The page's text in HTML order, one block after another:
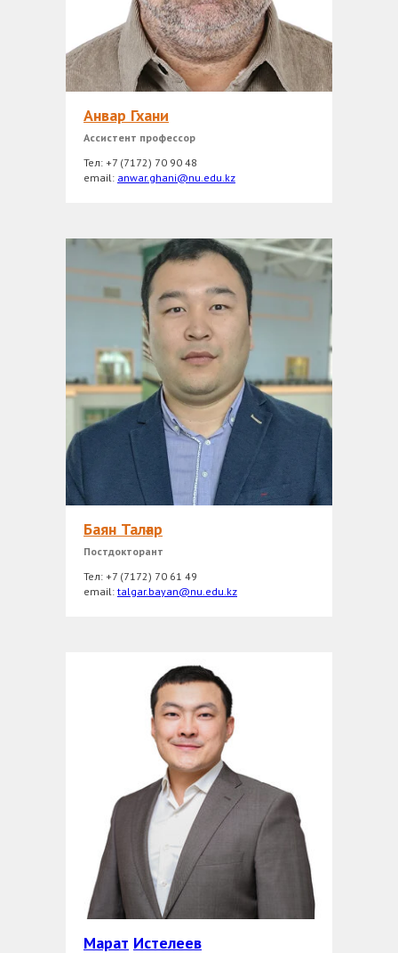
Анвар Гхани
Ассистент профессор
Тел: +7 (7172) 70 90 48
еmail: anwar.ghani@nu.edu.kz
Баян Талғар
Постдокторант
Тел: +7 (7172) 70 61 49
еmail: talgar.bayan@nu.edu.kz
Марат Истелеев